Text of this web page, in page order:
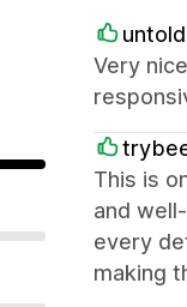
Very
This is
and
every
making